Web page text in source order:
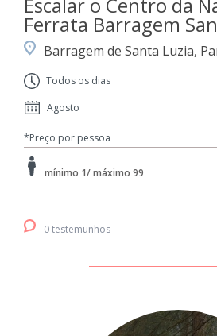
Ferrata Barragem
Barragem de Santa Luzia,
Todos os dias
Agosto
*Preço por pessoa
mínimo 1/ máximo 99
0 testemunhos